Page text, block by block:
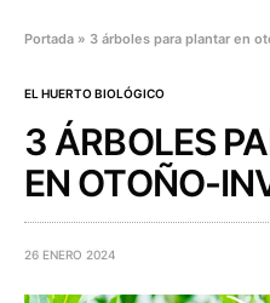
Portada » 3 árboles para plantar en
EL HUERTO BIOLÓGICO
3 ÁRBOLES
EN OTOÑO-
26 ENERO 2024